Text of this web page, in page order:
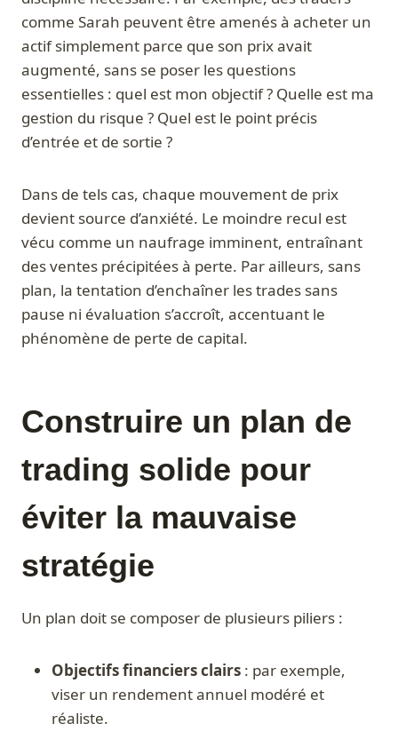
comme Sarah peuvent être amenés à acheter un
actif simplement parce que son prix avait
augmenté, sans se poser les questions
essentielles : quel est mon objectif ? Quelle est ma
gestion du risque ? Quel est le point précis
d’entrée et de sortie ?
Dans de tels cas, chaque mouvement de prix
devient source d’anxiété. Le moindre recul est
vécu comme un naufrage imminent, entraînant
des ventes précipitées à perte. Par ailleurs, sans
plan, la tentation d’enchaîner les trades sans
pause ni évaluation s’accroît, accentuant le
phénomène de perte de capital.
Construire un plan de
trading solide pour
éviter la mauvaise
stratégie
Un plan doit se composer de plusieurs piliers :
Objectifs financiers clairs : par exemple,
viser un rendement annuel modéré et
réaliste.